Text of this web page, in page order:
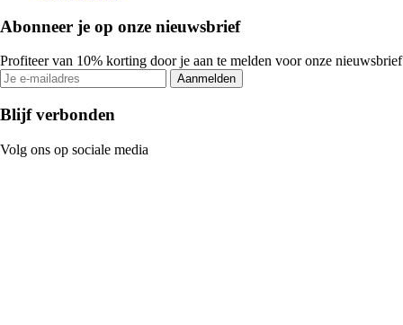
Abonneer je op onze nieuwsbrief
Profiteer van 10% korting door je aan te melden voor onze nieuwsbrief
Aanmelden
Blijf verbonden
Volg ons op sociale media